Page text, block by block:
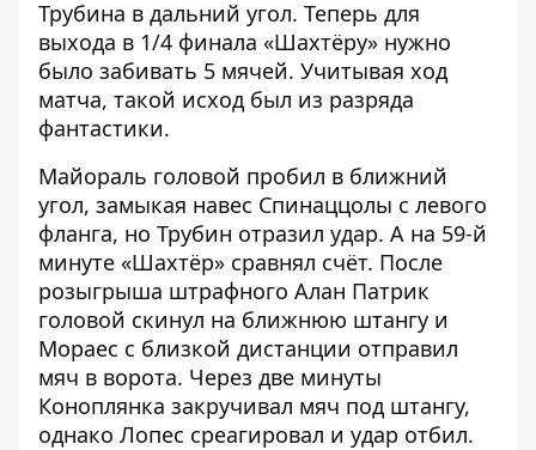
Трубина в дальний угол. Теперь для
выхода в 1/4 финала «Шахтёру» нужно
было забивать 5 мячей. Учитывая ход
матча, такой исход был из разряда
фантастики.
Майораль головой пробил в ближний
угол, замыкая навес Спинаццолы с левого
фланга, но Трубин отразил удар. А на 59-й
минуте «Шахтёр» сравнял счёт. После
розыгрыша штрафного Алан Патрик
головой скинул на ближнюю штангу и
Мораес с близкой дистанции отправил
мяч в ворота. Через две минуты
Коноплянка закручивал мяч под штангу,
однако Лопес среагировал и удар отбил.